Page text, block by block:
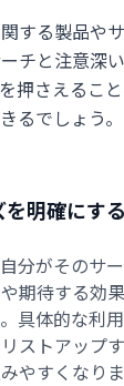
する製品や
チと注意深
押さえるこ
るでしょう。
を明確にする
分がそのサ
期待する効
具体的な利
ストアップ
やすくなりま